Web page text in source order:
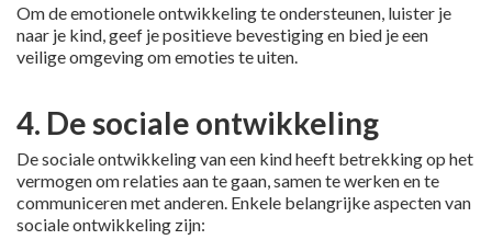
Om de emotionele ontwikkeling te ondersteunen, luister je
naar je kind, geef je positieve bevestiging en bied je een
veilige omgeving om emoties te uiten.
4. De sociale ontwikkeling
De sociale ontwikkeling van een kind heeft betrekking op het
vermogen om relaties aan te gaan, samen te werken en te
communiceren met anderen. Enkele belangrijke aspecten van
sociale ontwikkeling zijn: